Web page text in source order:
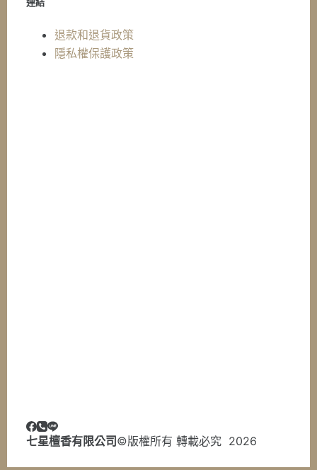
退款和退貨政策
隱私權保護政策
七星檀香有限公司 ©版權所有 轉載必究 2026